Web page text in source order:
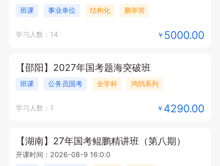
班课 事业单位 结构化 鹏举营
学习人数：14 ￥ 5000.00
【邵阳】2027年国考题海突破班
班课 公务员国考 全学科 鸿鹄系列
学习人数：1 ￥ 4290.00
【湖南】27年国考鲲鹏精讲班（第八期）
开课时间：2026-08-9 16:0:0